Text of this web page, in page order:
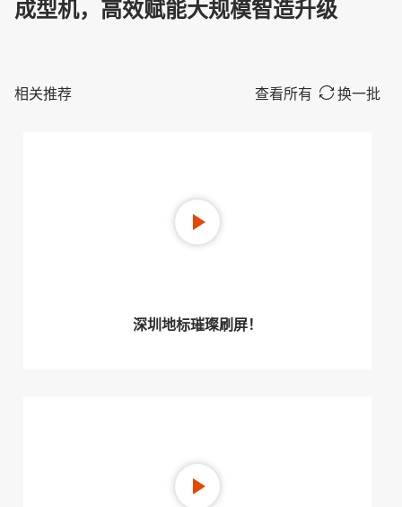
成型机，高效赋能大规模智造升级
相关推荐 查看所有 换一批
深圳地标璀璨刷屏！